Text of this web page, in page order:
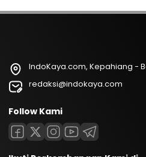
IndoKaya.com, Kepahiang -
redaksi@indokaya.com
Follow Kami